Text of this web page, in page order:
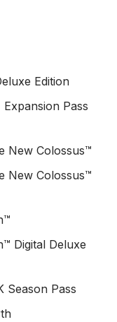
Edition
Pass
New Colossus™
New Colossus™
Digital Deluxe
Season Pass